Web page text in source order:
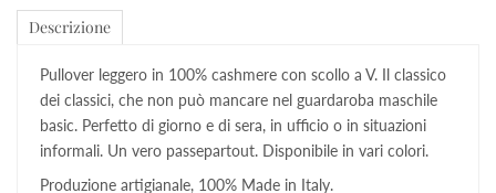
Descrizione
Pullover leggero in 100% cashmere con scollo a V. Il classico
dei classici, che non può mancare nel guardaroba maschile
basic. Perfetto di giorno e di sera, in ufficio o in situazioni
informali. Un vero passepartout. Disponibile in vari colori.
Produzione artigianale, 100% Made in Italy.